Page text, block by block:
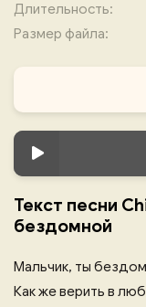
Длительность:
Размер файла:
Текст песни
бездомной
Мальчик, ты
Как же верить в